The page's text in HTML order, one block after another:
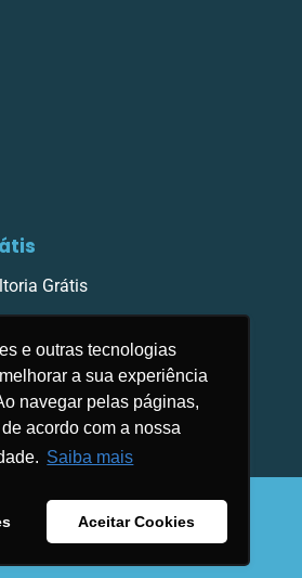
e outras tecnologias
a sua experiência
navegar pelas páginas,
acordo com a nossa
Saiba mais
Aceitar Cookies
Grátis
2026 . Group Educa. Todos
reservados.